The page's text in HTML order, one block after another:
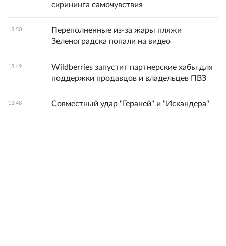
скрининга самочувствия
13:50
Переполненные из-за жары пляжи
Зеленоградска попали на видео
13:49
Wildberries запустит партнерские хабы для
поддержки продавцов и владельцев ПВЗ
13:48
Совместный удар "Гераней" и "Искандера"